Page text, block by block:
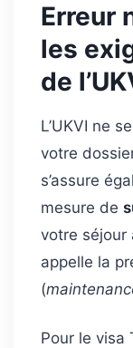
Erreur
les
de
L’UKVI ne
votre
s’assure
mesure de
votre séjour
appelle la
(
Pour le visa